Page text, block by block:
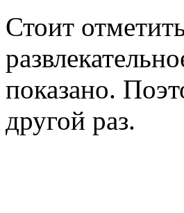
Стоит
показано.
другой раз.